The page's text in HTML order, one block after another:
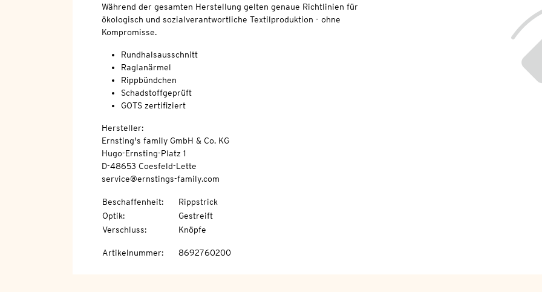
Während der gesamten Herstellung gelten genaue Richtlinien für
ökologisch und sozialverantwortliche Textilproduktion - ohne
Kompromisse.
Rundhalsausschnitt
Raglanärmel
Rippbündchen
Schadstoffgeprüft
GOTS zertifiziert
Hersteller:
Ernsting's family GmbH & Co. KG
Hugo-Ernsting-Platz 1
D-48653 Coesfeld-Lette
service@ernstings-family.com
Beschaffenheit:
Rippstrick
Optik:
Gestreift
Verschluss: Knöpfe
Artikelnummer: 8692760200